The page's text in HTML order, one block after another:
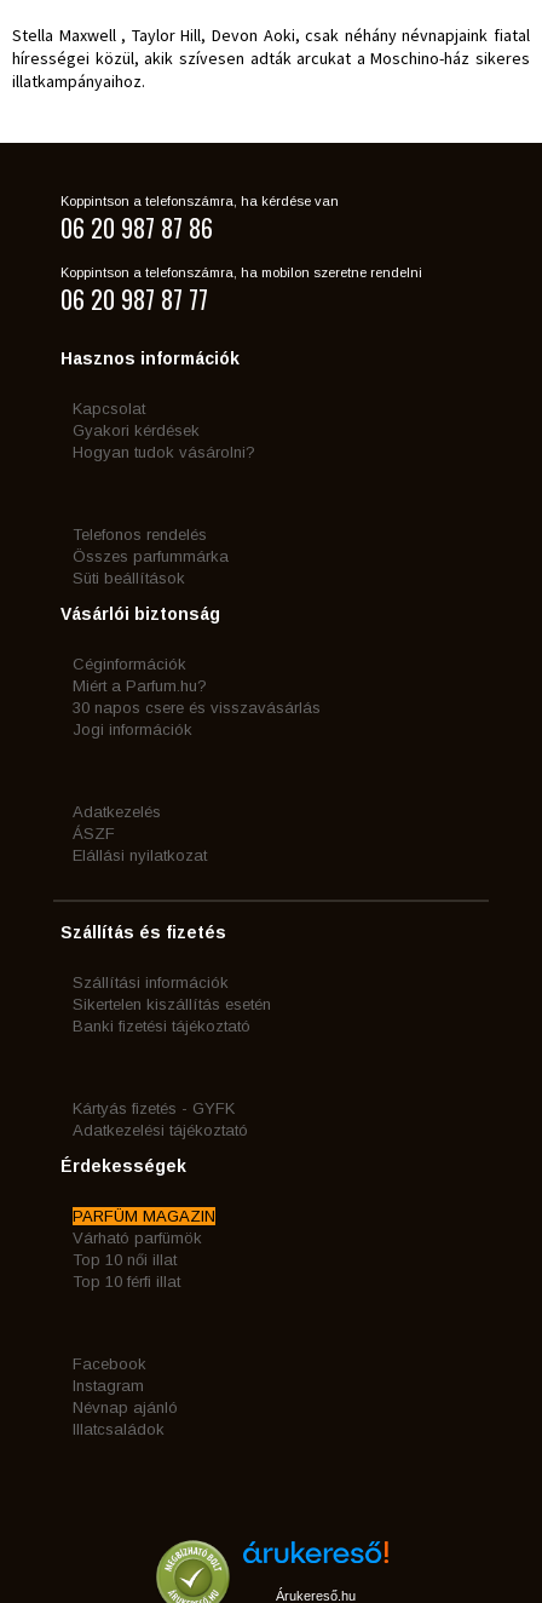
Stella Maxwell , Taylor Hill,Devon Aoki, csak néhány névnapjaink fiatal
hírességei közül, akik szívesen adták arcukat a Moschino-ház sikeres
illatkampányaihoz.
Koppintson a telefonszámra, ha kérdése van
06 20 987 87 86
Koppintson a telefonszámra, ha mobilon szeretne rendelni
06 20 987 87 77
Hasznos információk
Kapcsolat
Gyakori kérdések
Hogyan tudok vásárolni?
Telefonos rendelés
Összes parfummárka
Süti beállítások
Vásárlói biztonság
Céginformációk
Miért a Parfum.hu?
30 napos csere és visszavásárlás
Jogi információk
Adatkezelés
ÁSZF
Elállási nyilatkozat
Szállítás és fizetés
Szállítási információk
Sikertelen kiszállítás esetén
Banki fizetési tájékoztató
Kártyás fizetés - GYFK
Adatkezelési tájékoztató
Érdekességek
PARFÜM MAGAZIN
Várható parfümök
Top 10 női illat
Top 10 férfi illat
Facebook
Instagram
Névnap ajánló
Illatcsaládok
Árukereső.hu